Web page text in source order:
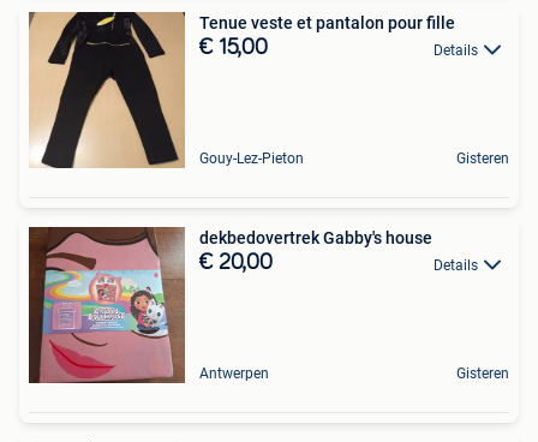
Tenue veste et pantalon pour fille
€ 15,00 Details
Gouy-Lez-Pieton Gisteren
dekbedovertrek Gabby's house
€ 20,00 Details
Antwerpen Gisteren